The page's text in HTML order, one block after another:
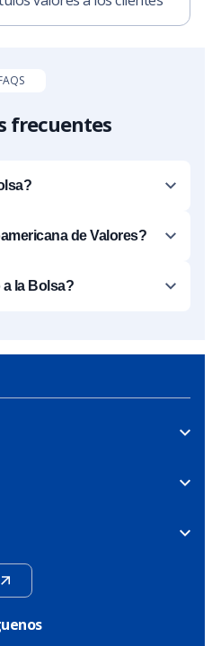
frecuentes
de Valores?
la Bolsa?